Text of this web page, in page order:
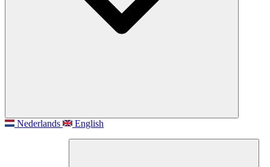
Nederlands English